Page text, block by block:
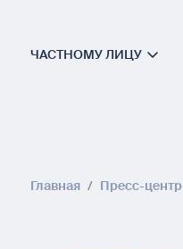
ЧАСТНОМУ ЛИЦУ
Главная / Пресс-центр